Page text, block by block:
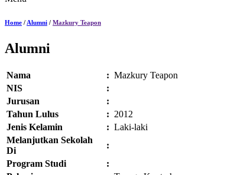
Home / Alumni / Mazkury Teapon
Alumni
Nama : Mazkury Teapon
NIS
:
Jurusan
:
Tahun Lulus
: 2012
Jenis Kelamin
: Laki-laki
Melanjutkan Sekolah
Di
:
Program Studi
: